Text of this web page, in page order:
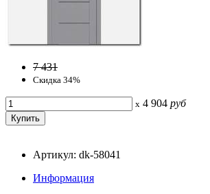
7 431
Скидка 34%
x 4 904 руб
Артикул: dk-58041
Информация